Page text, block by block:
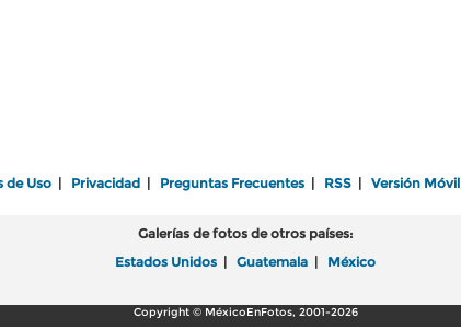
de Uso Privacidad Preguntas Frecuentes RSS Versión Móvil
Galerías de fotos de otros países:
Estados Unidos
Guatemala México
Copyright © MéxicoEnFotos, 2001-2026